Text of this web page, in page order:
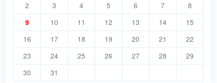
2
3 4 5 6 7
8
9
10 11 12 13 14
15
16
17 18 19 20 21
22
23
24 25 26 27 28
29
30
31